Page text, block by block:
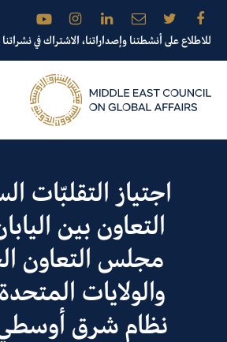
للاطلاع على أنشطتنا وإصداراتنا، الاشتراك في
اجتياز التقلبّات
التعاون بين
مجلس التعاون
والولايات
نظام شرق